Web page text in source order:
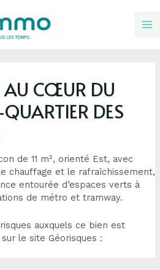
AU CŒUR DU
DES
de 11 m², orienté Est, avec
chauffage et le rafraîchissement,
entourée d’espaces verts à
de métro et tramway.
auxquels ce bien est
le site Géorisques :